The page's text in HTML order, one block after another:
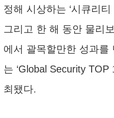
정해 시상하는 ‘시큐리
그리고 한 해 동안 물리
에서 괄목할만한 성과를
는 ‘Global Security TOP
최됐다.